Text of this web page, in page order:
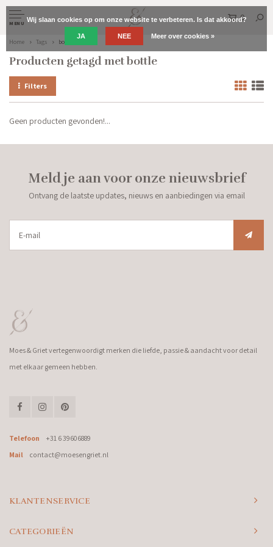
MENU
0
Home Tags bottle
Producten getagd met bottle
Filters
Geen producten gevonden!...
Meld je aan voor onze nieuwsbrief
Ontvang de laatste updates, nieuws en aanbiedingen via email
Moes & Griet vertegenwoordigt merken die liefde, passie & aandacht voor detail
met elkaar gemeen hebben.
Telefoon
+31 6 39606889
Mail
contact@moesengriet.nl
KLANTENSERVICE
CATEGORIEËN
Wij slaan cookies op om onze website te verbeteren. Is dat akkoord?
JA NEE Meer over cookies »